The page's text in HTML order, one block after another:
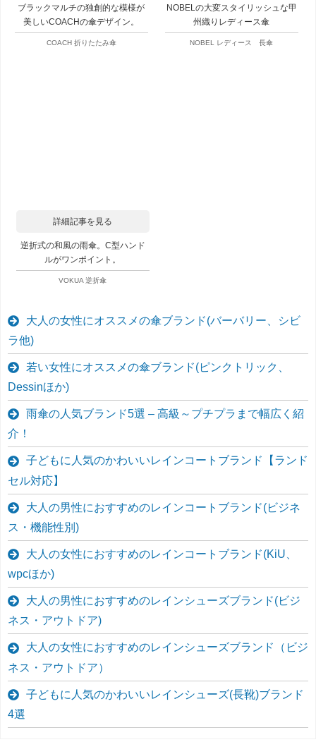
ブラックマルチの独創的な模様が
美しいCOACHの傘デザイン。
COACH 折りたたみ傘
NOBELの大変スタイリッシュな甲
州織りレディース傘
NOBEL レディース 長傘
詳細記事を見る
逆折式の和風の雨傘。C型ハンド
ルがワンポイント。
VOKUA 逆折傘
大人の女性にオススメの傘ブランド(バーバリー、シビ
ラ他)
若い女性にオススメの傘ブランド(ピンクトリック、
Dessinほか)
雨傘の人気ブランド5選 – 高級～プチプラまで幅広く紹
介！
子どもに人気のかわいいレインコートブランド【ランド
セル対応】
大人の男性におすすめのレインコートブランド(ビジネ
ス・機能性別)
大人の女性におすすめのレインコートブランド(KiU、
wpcほか)
大人の男性におすすめのレインシューズブランド(ビジ
ネス・アウトドア)
大人の女性におすすめのレインシューズブランド（ビジ
ネス・アウトドア）
子どもに人気のかわいいレインシューズ(長靴)ブランド
4選